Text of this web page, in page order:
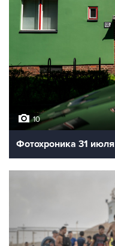
10
Фотохроника 31 июля